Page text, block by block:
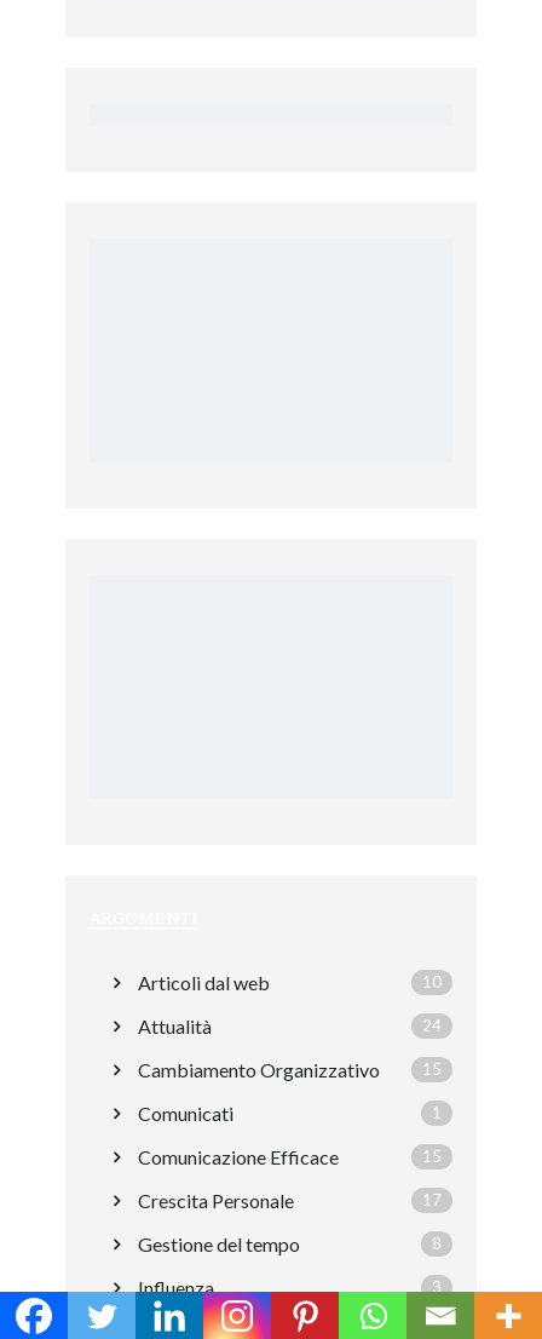
Articoli dal web 10
Attualità 24
Cambiamento Organizzativo 15
Comunicati 1
Comunicazione Efficace 15
Crescita Personale 17
Gestione del tempo 8
Influenza 3
Intelligenza Emotiva 28